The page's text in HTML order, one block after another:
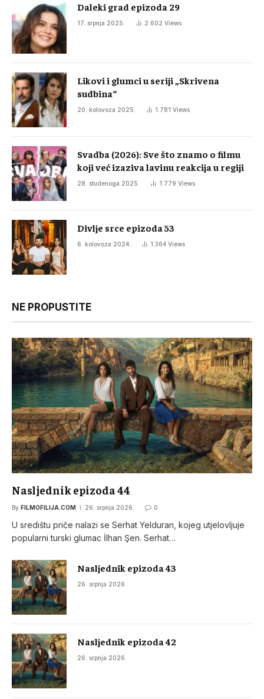
Daleki grad epizoda 29
17. srpnja 2025. 2.602 Views
Likovi i glumci u seriji „Skrivena
sudbina“
20. kolovoza 2025. 1.781 Views
Svadba (2026): Sve što znamo o filmu
koji već izaziva lavinu reakcija u regiji
28. studenoga 2025. 1.779 Views
Divlje srce epizoda 53
6. kolovoza 2024. 1.364 Views
NE PROPUSTITE
Nasljednik epizoda 44
By FILMOFILIJA.COM 26. srpnja 2026. 0
U središtu priče nalazi se Serhat Yelduran, kojeg utjelovljuje
popularni turski glumac İlhan Şen. Serhat…
Nasljednik epizoda 43
26. srpnja 2026.
Nasljednik epizoda 42
26. srpnja 2026.